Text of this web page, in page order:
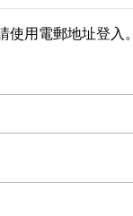
使用電郵地址登入。